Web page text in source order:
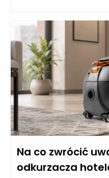
funkcjonalne. Meble na
o konkretnej przestrzeni, co
wykorzystać każdy
w wyborze materiałów i
odzwierciedlać osobowość
harmonizować z resztą
Na co zwrócić
odkurzacza